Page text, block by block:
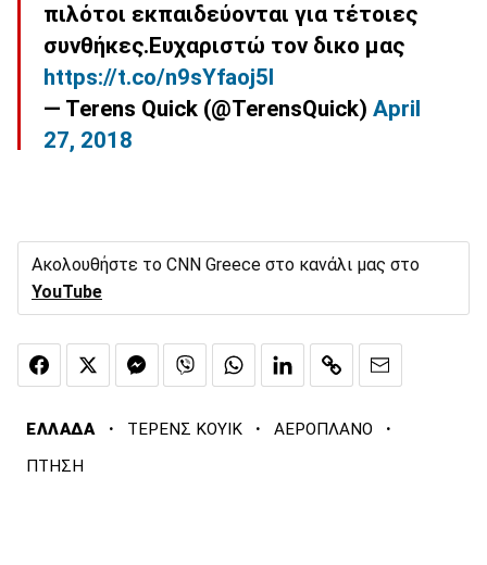
πιλότοι εκπαιδεύονται για τέτοιες
συνθήκες.Ευχαριστώ τον δικο μας
https://t.co/n9sYfaoj5I
— Terens Quick (@TerensQuick) April
27, 2018
Ακολουθήστε το CNN Greece στο κανάλι μας στο
YouTube
ΕΛΛΑΔΑ · ΤΕΡΕΝΣ ΚΟΥΙΚ · ΑΕΡΟΠΛΑΝΟ ·
ΠΤΗΣΗ